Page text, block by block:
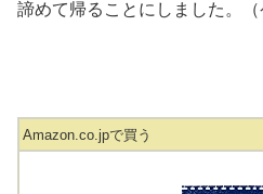
諦めて帰ることにしました。（
Amazon.co.jpで買う